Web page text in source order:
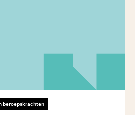
beroepskrachten